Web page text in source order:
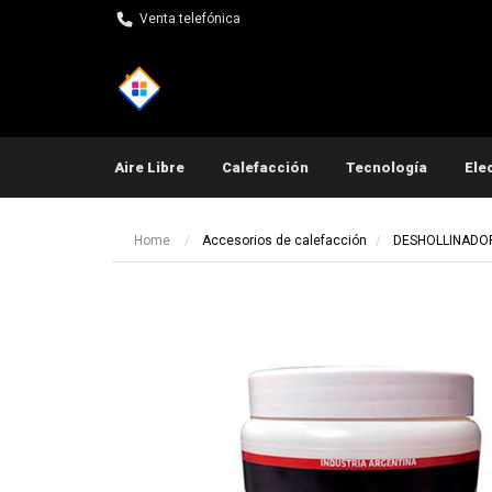
Venta telefónica
Aire Libre Calefacción Tecnología
Home Accesorios de calefacción